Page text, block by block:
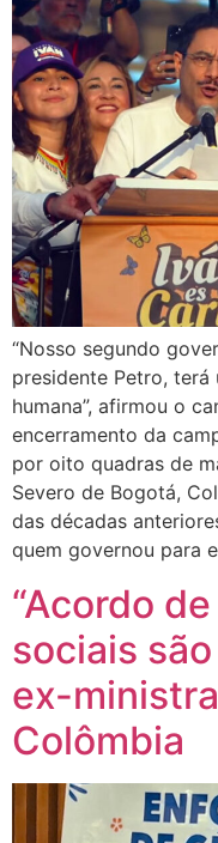
“Nosso segundo
presidente Petro,
humana”, afirmou o
encerramento da
por oito quadras de
Severo de Bogotá,
das décadas
quem governou para
“Acordo
sociais
ex-
Colômbia